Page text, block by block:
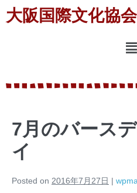
大阪国際文化協会
7月のバース
イ
Posted on 2016年7月27日 |